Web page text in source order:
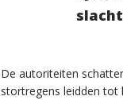
De autoriteiten
stortregens leidden tot